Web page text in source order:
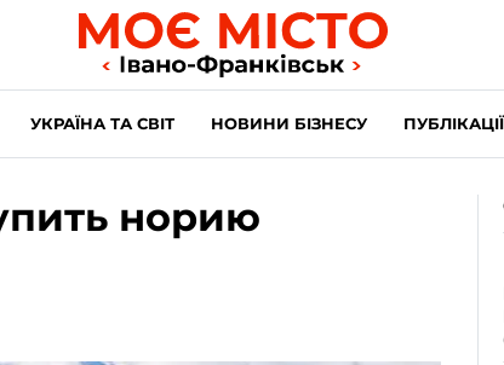
УКРАЇНА ТА СВІТ НОВИНИ БІЗНЕСУ ПУБЛІКАЦІЇ
норию